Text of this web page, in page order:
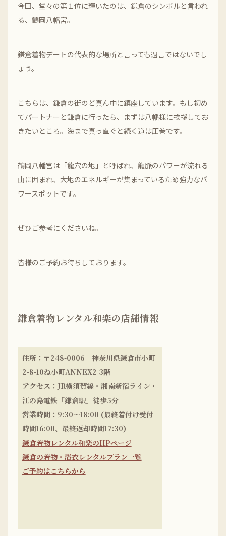
今回、堂々の第１位に輝いたのは、鎌倉のシンボルと言われ
る、鶴岡八幡宮。
鎌倉着物デートの代表的な場所と言っても過言ではないでし
ょう。
こちらは、鎌倉の街のど真ん中に鎮座しています。もし初め
てパートナーと鎌倉に行ったら、まずは八幡様に挨拶してお
きたいところ。海まで真っ直ぐと続く道は圧巻です。
鶴岡八幡宮は「龍穴の地」と呼ばれ、龍脈のパワーが流れる
山に囲まれ、大地のエネルギーが集まっているため強力なパ
ワースポットです。
ぜひご参考にくださいね。
皆様のご予約お待ちしております。
鎌倉着物レンタル和楽の店舗情報
住所 ：〒248-0006 神奈川県鎌倉市小町
2-8-10ね小町ANNEX2 3階
アクセス ：JR横須賀線・湘南新宿ライン・
江の島電鉄「鎌倉駅」徒歩5分
営業時間：9:30～18:00 (最終着付け受付
時間16:00、最終返却時間17:30)
鎌倉着物レンタル和楽のHPページ
鎌倉の着物・浴衣レンタルプラン一覧
ご予約はこちらから